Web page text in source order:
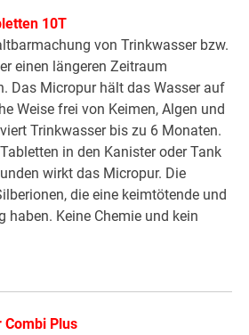
10T
von Trinkwasser bzw.
einen längeren Zeitraum
Das Micropur hält das Wasser auf
Weise frei von Keimen, Algen und
Trinkwasser bis zu 6 Monaten.
in den Kanister oder Tank
wirkt das Micropur. Die
die eine keimtötende und
haben. Keine Chemie und kein
Plus